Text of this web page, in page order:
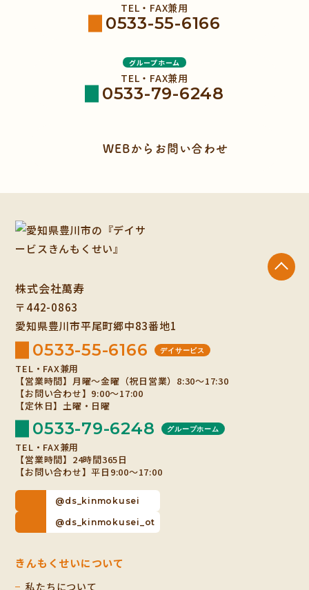
TEL・FAX兼用
0533-55-6166
グループホーム
TEL・FAX兼用
0533-79-6248
WEBからお問い合わせ
株式会社萬寿
〒442-0863
愛知県豊川市平尾町郷中83番地1
0533-55-6166 デイサービス
TEL・FAX兼用
【営業時間】月曜～金曜（祝日営業）8:30～17:30
【お問い合わせ】9:00～17:00
【定休日】土曜・日曜
0533-79-6248 グループホーム
TEL・FAX兼用
【営業時間】24時間365日
【お問い合わせ】平日9:00～17:00
@ds_kinmokusei
@ds_kinmokusei_ot
きんもくせいについて
私たちについて